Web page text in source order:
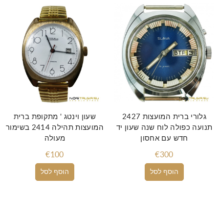
הוסף לסל
שעון וינטג ' מתקופת ברית
המועצות תהילה 2414 בשימור
מעולה
€100
הוסף לסל
גלורי ברית המועצות 2427
תנועה כפולה לוח שנה שעון יד
חדש עם אחסון
€300